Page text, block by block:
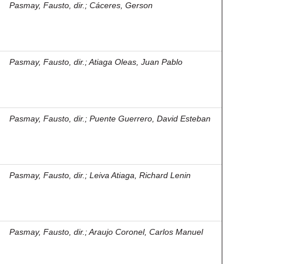
Pasmay, Fausto, dir. ; Cáceres, Gerson
Pasmay, Fausto, dir. ;Atiaga Oleas, Juan Pablo
Pasmay, Fausto, dir. ; Puente Guerrero, David Esteban
Pasmay, Fausto, dir. ; Leiva Atiaga, Richard Lenin
Pasmay, Fausto, dir. ;Araujo Coronel, Carlos Manuel